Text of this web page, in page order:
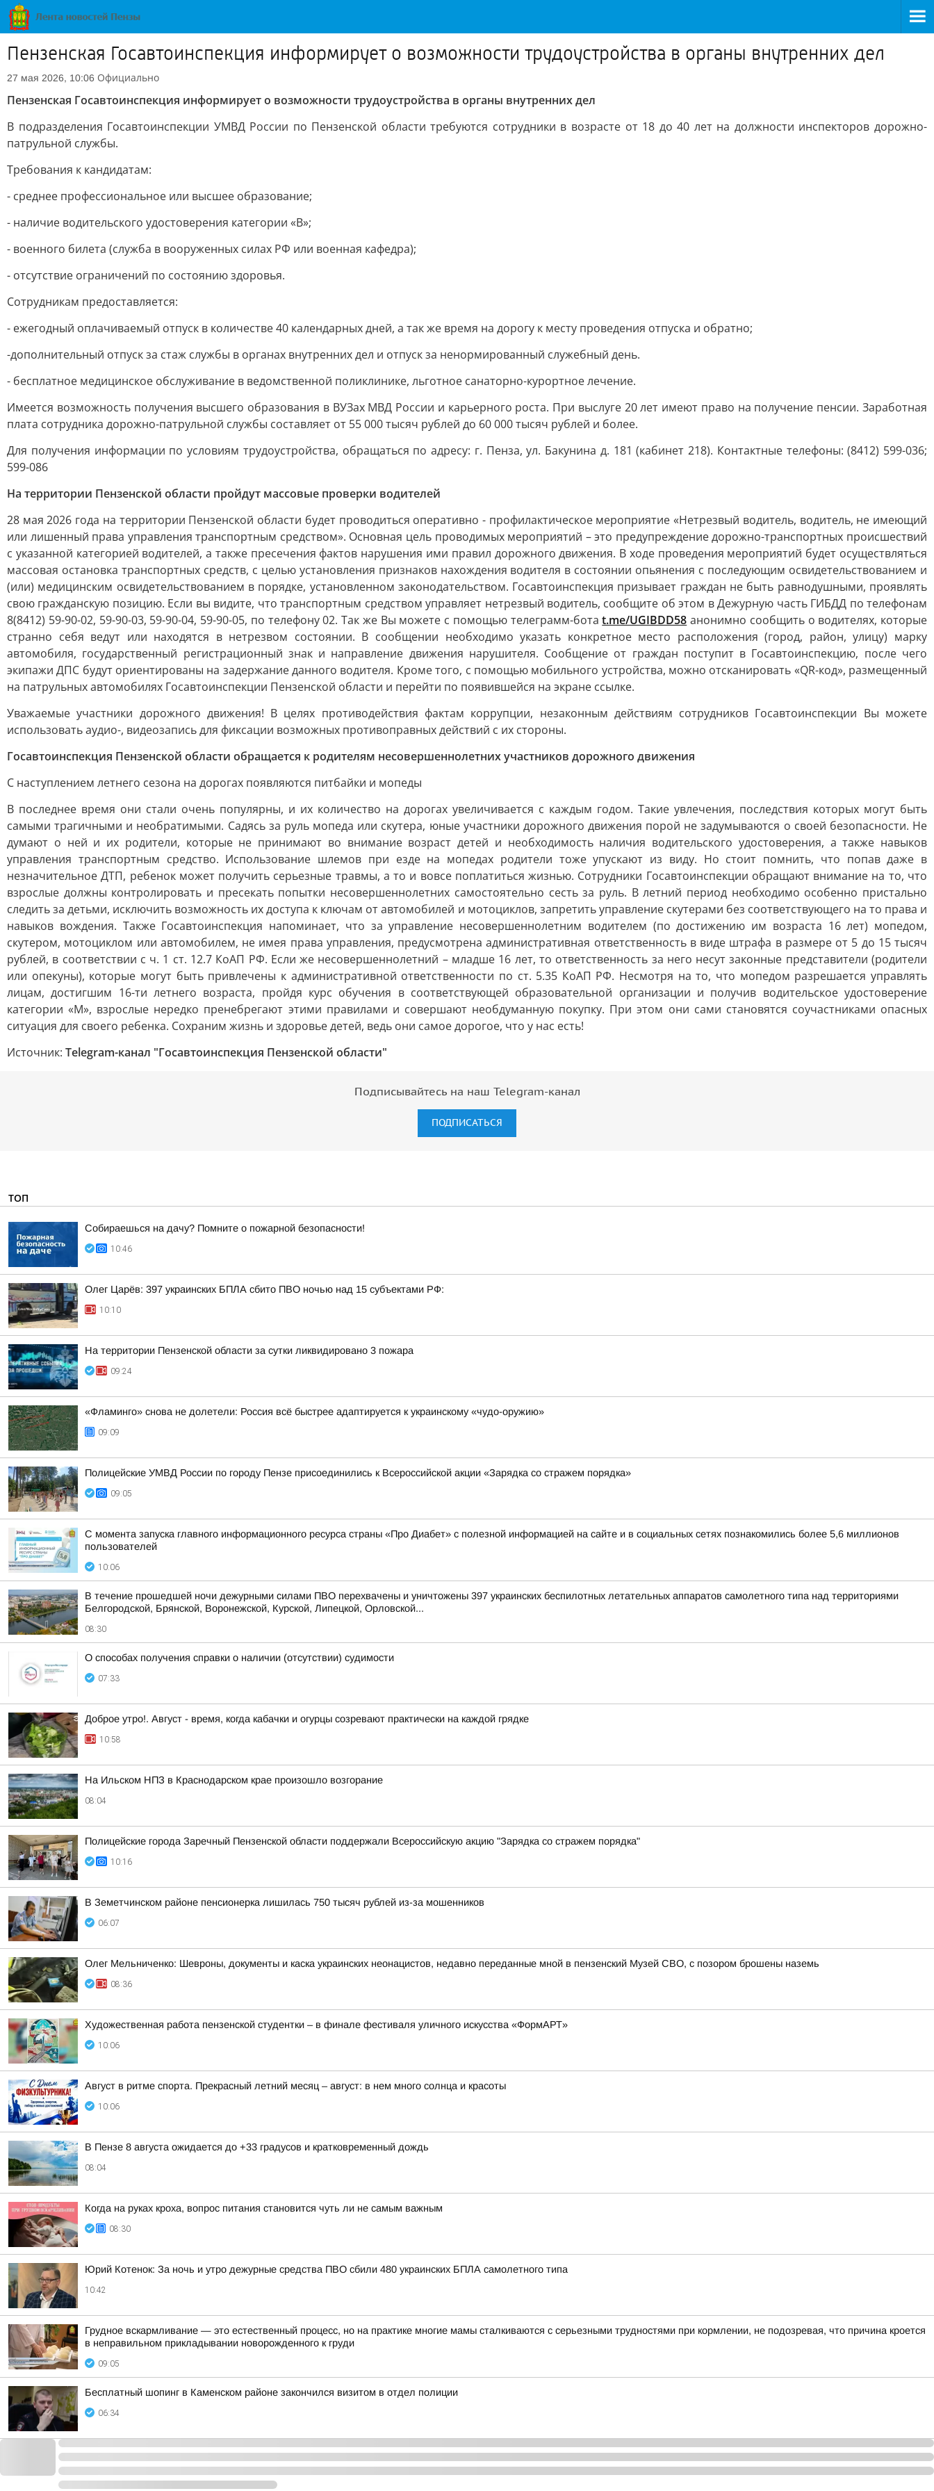
Пензенская Госавтоинспекция информирует о возможности трудоустройства в органы внутренних дел
27 мая 2026, 10:06 Официально
Пензенская Госавтоинспекция информирует о возможности трудоустройства в органы внутренних дел
В подразделения Госавтоинспекции УМВД России по Пензенской области требуются сотрудники в возрасте от 18 до 40 лет на должности инспекторов дорожно-
патрульной службы.
Требования к кандидатам:
- среднее профессиональное или высшее образование;
- наличие водительского удостоверения категории «В»;
- военного билета (служба в вооруженных силах РФ или военная кафедра);
- отсутствие ограничений по состоянию здоровья.
Сотрудникам предоставляется:
- ежегодный оплачиваемый отпуск в количестве 40 календарных дней, а так же время на дорогу к месту проведения отпуска и обратно;
-дополнительный отпуск за стаж службы в органах внутренних дел и отпуск за ненормированный служебный день.
- бесплатное медицинское обслуживание в ведомственной поликлинике, льготное санаторно-курортное лечение.
Имеется возможность получения высшего образования в ВУЗах МВД России и карьерного роста. При выслуге 20 лет имеют право на получение пенсии. Заработная
плата сотрудника дорожно-патрульной службы составляет от 55 000 тысяч рублей до 60 000 тысяч рублей и более.
Для получения информации по условиям трудоустройства, обращаться по адресу: г. Пенза, ул. Бакунина д. 181 (кабинет 218). Контактные телефоны: (8412) 599-036;
599-086
На территории Пензенской области пройдут массовые проверки водителей
28 мая 2026 года на территории Пензенской области будет проводиться оперативно - профилактическое мероприятие «Нетрезвый водитель, водитель, не имеющий
или лишенный права управления транспортным средством». Основная цель проводимых мероприятий – это предупреждение дорожно-транспортных происшествий
с указанной категорией водителей, а также пресечения фактов нарушения ими правил дорожного движения. В ходе проведения мероприятий будет осуществляться
массовая остановка транспортных средств, с целью установления признаков нахождения водителя в состоянии опьянения с последующим освидетельствованием и
(или) медицинским освидетельствованием в порядке, установленном законодательством. Госавтоинспекция призывает граждан не быть равнодушными, проявлять
свою гражданскую позицию. Если вы видите, что транспортным средством управляет нетрезвый водитель, сообщите об этом в Дежурную часть ГИБДД по телефонам
8(8412) 59-90-02, 59-90-03, 59-90-04, 59-90-05, по телефону 02. Так же Вы можете с помощью телеграмм-ботаt.me/UGIBDD58 анонимно сообщить о водителях, которые
странно себя ведут или находятся в нетрезвом состоянии. В сообщении необходимо указать конкретное место расположения (город, район, улицу) марку
автомобиля, государственный регистрационный знак и направление движения нарушителя. Сообщение от граждан поступит в Госавтоинспекцию, после чего
экипажи ДПС будут ориентированы на задержание данного водителя. Кроме того, с помощью мобильного устройства, можно отсканировать «QR-код», размещенный
на патрульных автомобилях Госавтоинспекции Пензенской области и перейти по появившейся на экране ссылке.
Уважаемые участники дорожного движения! В целях противодействия фактам коррупции, незаконным действиям сотрудников Госавтоинспекции Вы можете
использовать аудио-, видеозапись для фиксации возможных противоправных действий с их стороны.
Госавтоинспекция Пензенской области обращается к родителям несовершеннолетних участников дорожного движения
С наступлением летнего сезона на дорогах появляются питбайки и мопеды
В последнее время они стали очень популярны, и их количество на дорогах увеличивается с каждым годом. Такие увлечения, последствия которых могут быть
самыми трагичными и необратимыми. Садясь за руль мопеда или скутера, юные участники дорожного движения порой не задумываются о своей безопасности. Не
думают о ней и их родители, которые не принимают во внимание возраст детей и необходимость наличия водительского удостоверения, а также навыков
управления транспортным средство. Использование шлемов при езде на мопедах родители тоже упускают из виду. Но стоит помнить, что попав даже в
незначительное ДТП, ребенок может получить серьезные травмы, а то и вовсе поплатиться жизнью. Сотрудники Госавтоинспекции обращают внимание на то, что
взрослые должны контролировать и пресекать попытки несовершеннолетних самостоятельно сесть за руль. В летний период необходимо особенно пристально
следить за детьми, исключить возможность их доступа к ключам от автомобилей и мотоциклов, запретить управление скутерами без соответствующего на то права и
навыков вождения. Также Госавтоинспекция напоминает, что за управление несовершеннолетним водителем (по достижению им возраста 16 лет) мопедом,
скутером, мотоциклом или автомобилем, не имея права управления, предусмотрена административная ответственность в виде штрафа в размере от 5 до 15 тысяч
рублей, в соответствии с ч. 1 ст. 12.7 КоАП РФ. Если же несовершеннолетний – младше 16 лет, то ответственность за него несут законные представители (родители
или опекуны), которые могут быть привлечены к административной ответственности по ст. 5.35 КоАП РФ. Несмотря на то, что мопедом разрешается управлять
лицам, достигшим 16-ти летнего возраста, пройдя курс обучения в соответствующей образовательной организации и получив водительское удостоверение
категории «М», взрослые нередко пренебрегают этими правилами и совершают необдуманную покупку. При этом они сами становятся соучастниками опасных
ситуация для своего ребенка. Сохраним жизнь и здоровье детей, ведь они самое дорогое, что у нас есть!
Источник: Telegram-канал "Госавтоинспекция Пензенской области"
Подписывайтесь на наш Telegram-канал
ПОДПИСАТЬСЯ
ТОП
Собираешься на дачу? Помните о пожарной безопасности!
10:46
Олег Царёв: 397 украинских БПЛА сбито ПВО ночью над 15 субъектами РФ:
10:10
На территории Пензенской области за сутки ликвидировано 3 пожара
09:24
«Фламинго» снова не долетели: Россия всё быстрее адаптируется к украинскому «чудо-оружию»
09:09
Полицейские УМВД России по городу Пензе присоединились к Всероссийской акции «Зарядка со стражем порядка»
09:05
С момента запуска главного информационного ресурса страны «Про Диабет» с полезной информацией на сайте и в социальных сетях познакомились более 5,6 миллионов
пользователей
10:06
В течение прошедшей ночи дежурными силами ПВО перехвачены и уничтожены 397 украинских беспилотных летательных аппаратов самолетного типа над территориями
Белгородской, Брянской, Воронежской, Курской, Липецкой, Орловской...
08:30
О способах получения справки о наличии (отсутствии) судимости
07:33
Доброе утро!. Август - время, когда кабачки и огурцы созревают практически на каждой грядке
10:58
На Ильском НПЗ в Краснодарском крае произошло возгорание
08:04
Полицейские города Заречный Пензенской области поддержали Всероссийскую акцию "Зарядка со стражем порядка"
10:16
В Земетчинском районе пенсионерка лишилась 750 тысяч рублей из-за мошенников
06:07
Олег Мельниченко: Шевроны, документы и каска украинских неонацистов, недавно переданные мной в пензенский Музей СВО, с позором брошены наземь
08:36
Художественная работа пензенской студентки – в финале фестиваля уличного искусства «ФормАРТ»
10:06
Август в ритме спорта. Прекрасный летний месяц – август: в нем много солнца и красоты
10:06
В Пензе 8 августа ожидается до +33 градусов и кратковременный дождь
08:04
Когда на руках кроха, вопрос питания становится чуть ли не самым важным
08:30
Юрий Котенок: За ночь и утро дежурные средства ПВО сбили 480 украинских БПЛА самолетного типа
10:42
Грудное вскармливание — это естественный процесс, но на практике многие мамы сталкиваются с серьезными трудностями при кормлении, не подозревая, что причина кроется
в неправильном прикладывании новорожденного к груди
09:05
Бесплатный шопинг в Каменском районе закончился визитом в отдел полиции
06:34